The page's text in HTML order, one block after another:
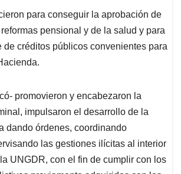
para conseguir la aprobación de
pensional y de la salud y para
de créditos públicos convenientes para
promovieron y encabezaron la
impulsaron el desarrollo de la
dando órdenes, coordinando
las gestiones ilícitas al interior
UNGDR, con el fin de cumplir con los